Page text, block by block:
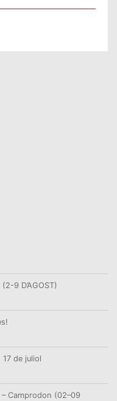
(2-9 D’AGOST)
de juliol
Camprodon (02–09